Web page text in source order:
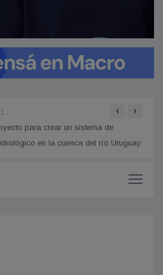
para crear un sistema de
en la cuenca del río Uruguay
‹ ›